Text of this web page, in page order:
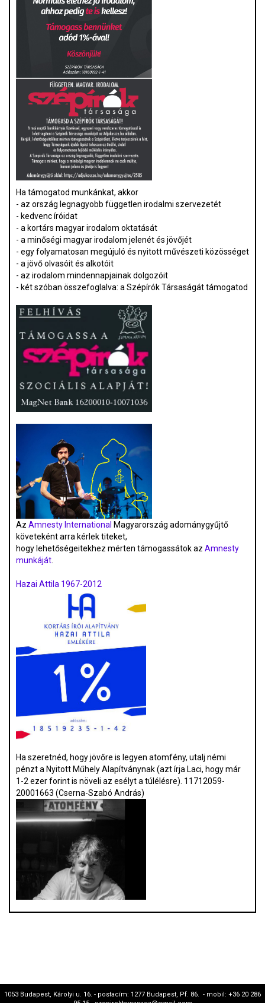
Ha támogatod munkánkat, akkor
- az ország legnagyobb független irodalmi szervezetét
- kedvenc íróidat
- a kortárs magyar irodalom oktatását
- a minőségi magyar irodalom jelenét és jövőjét
- egy folyamatosan megújuló és nyitott művészeti közösséget
- a jövő olvasóit és alkotóit
- az irodalom mindennapjainak dolgozóit
- két szóban összefoglalva: a Szépírók Társaságát támogatod
Az Amnesty International Magyarország adománygyűjtő
követeként arra kérlek titeket,
hogy lehetőségeitekhez mérten támogassátok az Amnesty
munkáját.
Hazai Attila 1967-2012
Ha szeretnéd, hogy jövőre is legyen atomfény, utalj némi
pénzt a Nyitott Műhely Alapítványnak (azt írja Laci, hogy már
1-2 ezer forint is növeli az esélyt a túlélésre). 11712059-
20001663 (Cserna-Szabó András)
1053 Budapest, Károlyi u. 16. - postacím: 1277 Budapest, Pf. 86. - mobil: +36 20 286